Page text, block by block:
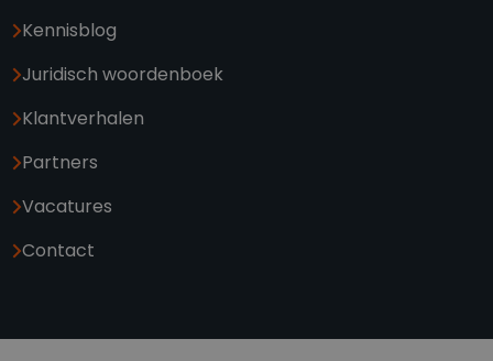
Kennisblog
Juridisch woordenboek
Klantverhalen
Partners
Vacatures
Contact